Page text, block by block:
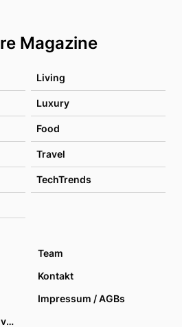
Magazine
Living
Luxury
Food
Travel
TechTrends
Team
Kontakt
Impressum / AGBs
Datenschutzoptionen verwalten